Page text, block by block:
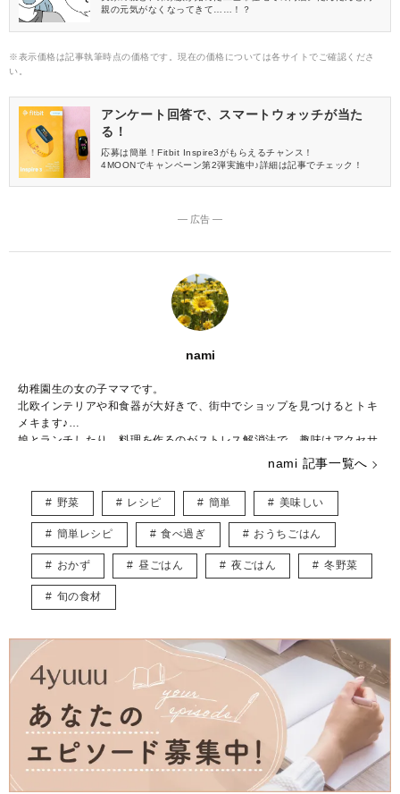
親の元気がなくなってきて……！？
※表示価格は記事執筆時点の価格です。現在の価格については各サイトでご確認くださ
い。
アンケート回答で、スマートウォッチが当た
る！
応募は簡単！Fitbit Inspire3がもらえるチャンス！
4MOONでキャンペーン第2弾実施中♪詳細は記事でチェック！
― 広告 ―
nami
幼稚園生の女の子ママです。
北欧インテリアや和食器が大好きで、街中でショップを見つけるとトキ
メキます♪
娘とランチしたり、料理を作るのがストレス解消法で、趣味はアクセサ
緒に暮らしたいなぁと夢見ています。
皆様に役立つ情報を、楽しくお届けしていけたらと思います♡
nami 記事一覧へ
野菜 レシピ 簡単 美味しい
簡単レシピ 食べ過ぎ おうちごはん
おかず 昼ごはん 夜ごはん 冬野菜
旬の食材